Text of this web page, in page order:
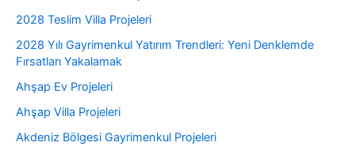
2028 Teslim Villa Projeleri
2028 Yılı Gayrimenkul Yatırım Trendleri: Yeni Denklemde
Fırsatları Yakalamak
Ahşap Ev Projeleri
Ahşap Villa Projeleri
Akdeniz Bölgesi Gayrimenkul Projeleri